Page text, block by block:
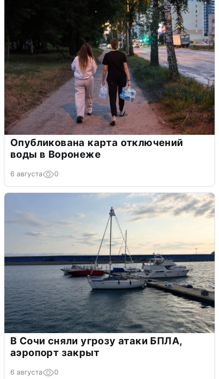
Опубликована карта отключений
воды в Воронеже
6 августа 0
В Сочи сняли угрозу атаки БПЛА,
аэропорт закрыт
6 августа 0